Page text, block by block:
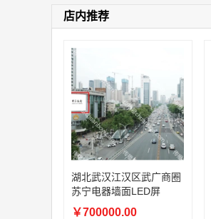
店内推荐
湖北武汉江汉区武广商圈
苏宁电器墙面LED屏
￥700000.00